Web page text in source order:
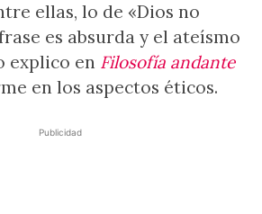
ellas, lo de «Dios no
es absurda y el ateísmo
explico en Filosofía andante
en los aspectos éticos.
Publicidad